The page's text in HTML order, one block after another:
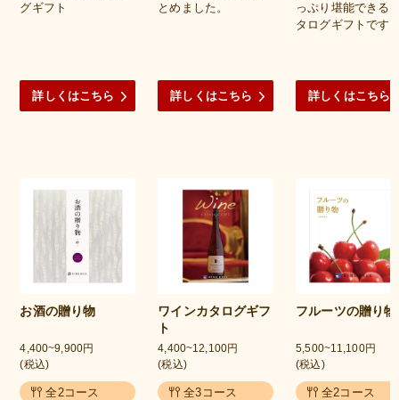
グギフト
詳しくはこちら
とめました。
詳しくはこちら
っぷり堪能できる
タログギフトです
詳しくはこちら
お酒の贈り物
4,400~9,900円
(税込)
全2コース
ワインカタログギフ
ト
4,400~12,100円
(税込)
全3コース
フルーツの贈り物
5,500~11,100円
(税込)
全2コース